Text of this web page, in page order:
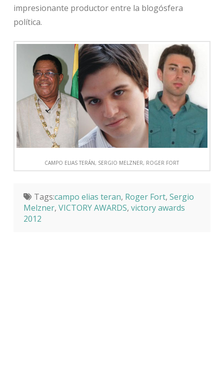
impresionante productor entre la blogósfera
política.
CAMPO ELIAS TERÁN, SERGIO MELZNER, ROGER FORT
Tags:campo elias teran, Roger Fort, Sergio
Melzner, VICTORY AWARDS, victory awards
2012